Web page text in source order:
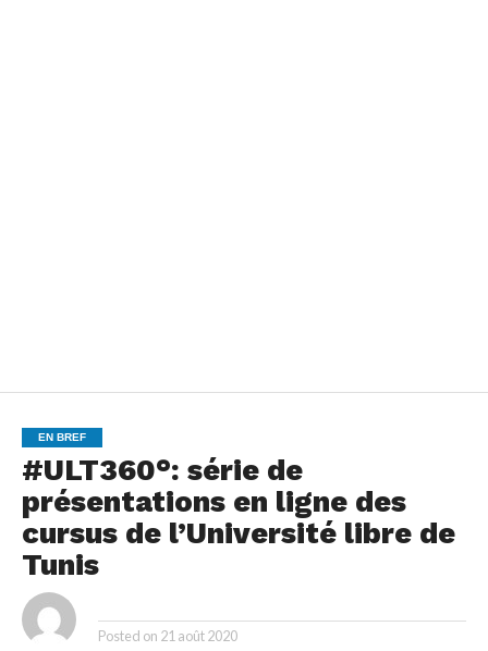
EN BREF
#ULT360°: série de
présentations en ligne des
cursus de l’Université libre de
Tunis
Posted on 21 août 2020